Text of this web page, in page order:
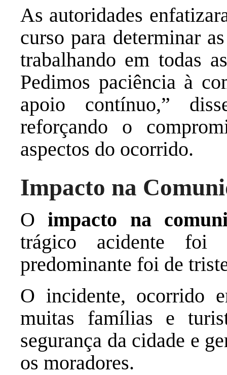
As autoridades
curso para determinar
trabalhando em todas
Pedimos paciência à
apoio contínuo,”
reforçando o
aspectos do ocorrido.
Impacto na
Oimpacto na
trágico acidente foi
predominante foi de
O incidente, ocorrido
muitas famílias e
segurança da cidade e
os moradores.